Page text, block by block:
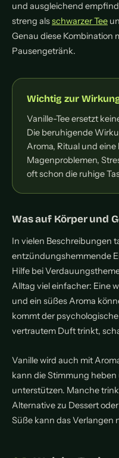
und ausgleichend
streng alsschwarzer Tee
Genau diese Kombination
Pausengetränk.
Wichtig zur
Vanille-Tee ersetzt
Die beruhigende
Aroma, Ritual und eine
Magenproblemen,
oft schon die ruhige
Was auf Körper und
In vielen Beschreibungen
entzündungshemmende
Hilfe bei
Alltag viel einfacher: Eine
und ein süßes Aroma
kommt der
vertrautem Duft trinkt,
Vanille wird auch mit
kann die Stimmung
unterstützen. Manche
Alternative zu Dessert
Süße kann das Verlangen